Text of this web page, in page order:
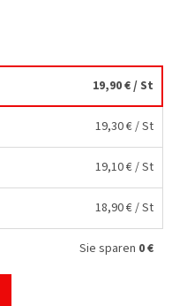
19,90 €/ St
19,30 €/ St
19,10 €/ St
18,90 €/ St
Sie sparen 0 €